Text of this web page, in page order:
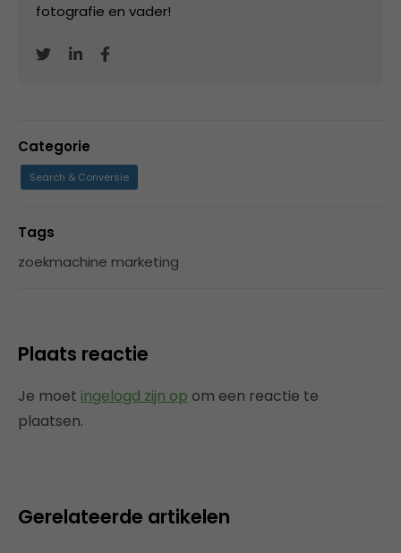
fotografie en vader!
Categorie
Search & Conversie
Tags
zoekmachine marketing
Plaats reactie
Je moet ingelogd zijn op om een reactie te
plaatsen.
Gerelateerde artikelen